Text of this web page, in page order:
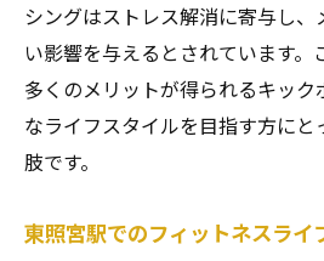
シングはストレス解消に寄与し
い影響を与えるとされています。
多くのメリットが得られるキッ
なライフスタイルを目指す方にと
肢です。
東照宮駅でのフィットネスライ